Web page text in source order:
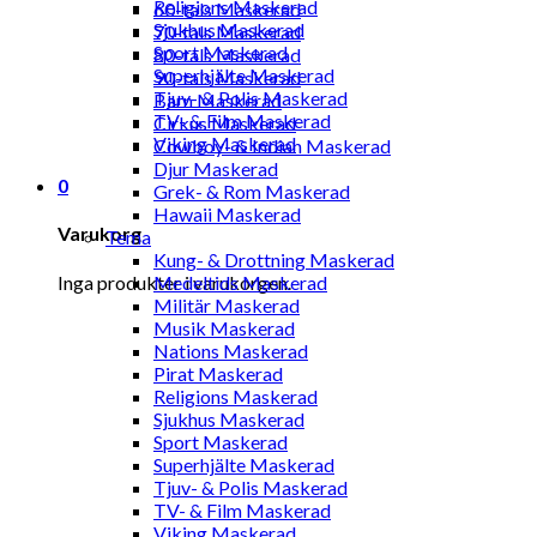
Religions Maskerad
Sjukhus Maskerad
Sport Maskerad
Superhjälte Maskerad
Tjuv- & Polis Maskerad
TV- & Film Maskerad
Viking Maskerad
0
Varukorg
Inga produkter i varukorgen.
60-tals Maskerad
70-tals Maskerad
80-tals Maskerad
90-tals Maskerad
Barn Maskerad
Cirkus Maskerad
Cowboy- & Indian Maskerad
Djur Maskerad
Grek- & Rom Maskerad
Hawaii Maskerad
Tema
Kung- & Drottning Maskerad
Medeltids Maskerad
Militär Maskerad
Musik Maskerad
Nations Maskerad
Pirat Maskerad
Religions Maskerad
Sjukhus Maskerad
Sport Maskerad
Superhjälte Maskerad
Tjuv- & Polis Maskerad
TV- & Film Maskerad